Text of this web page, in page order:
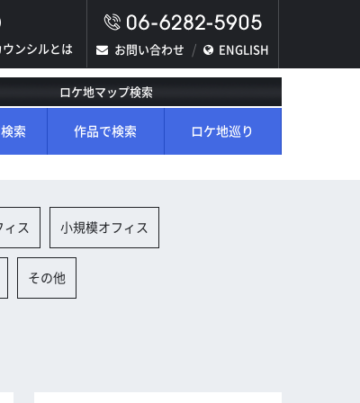
ンシルとは お問い合わせ ENGLISH
ロケ地マップ検索
索 作品で検索 ロケ地巡り
ィス 小規模オフィス
その他